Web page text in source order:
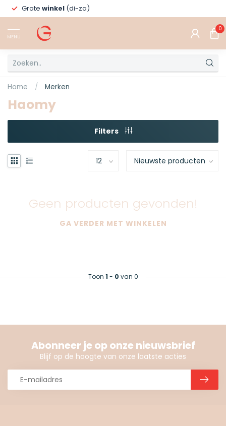
Grote winkel (di-za)
MENU
0
Home / Merken
Haomy
Filters
Geen producten gevonden!
GA VERDER MET WINKELEN
Toon 1 - 0 van 0
Abonneer je op onze nieuwsbrief
Blijf op de hoogte van onze laatste acties